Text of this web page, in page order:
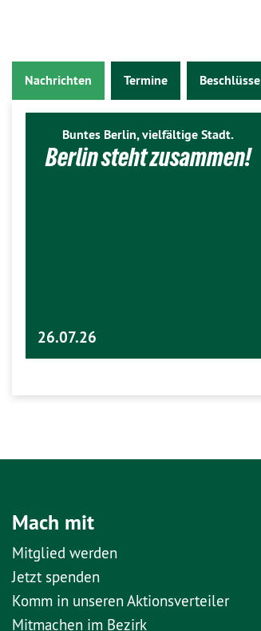
Nachrichten Termine Beschlüsse
Buntes Berlin, vielfältige Stadt.
Berlin steht zusammen!
26.07.26
Mach mit
Mitglied werden
Jetzt spenden
Komm in unseren Aktionsverteiler
Mitmachen im Bezirk